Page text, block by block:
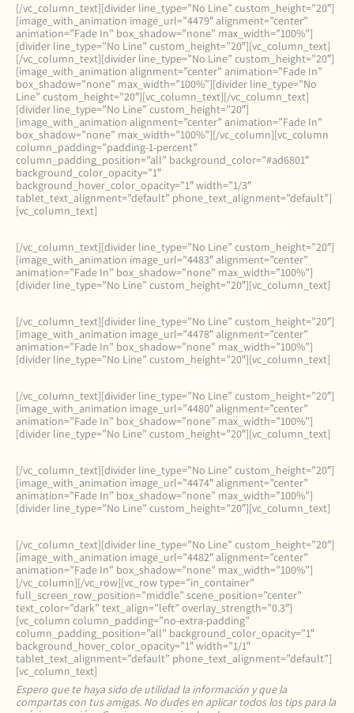
[/vc_column_text][divider line_type=”No Line” custom_height=”20″]
[image_with_animation image_url=”4479″ alignment=”center”
animation=”Fade In” box_shadow=”none” max_width=”100%”]
[divider line_type=”No Line” custom_height=”20″][vc_column_text]
[/vc_column_text][divider line_type=”No Line” custom_height=”20″]
[image_with_animation alignment=”center” animation=”Fade In”
box_shadow=”none” max_width=”100%”][divider line_type=”No
Line” custom_height=”20″][vc_column_text][/vc_column_text]
[divider line_type=”No Line” custom_height=”20″]
[image_with_animation alignment=”center” animation=”Fade In”
box_shadow=”none” max_width=”100%”][/vc_column][vc_column
column_padding=”padding-1-percent”
column_padding_position=”all” background_color=”#ad6801″
background_color_opacity=”1″
background_hover_color_opacity=”1″ width=”1/3″
tablet_text_alignment=”default” phone_text_alignment=”default”]
[vc_column_text]
[/vc_column_text][divider line_type=”No Line” custom_height=”20″]
[image_with_animation image_url=”4483″ alignment=”center”
animation=”Fade In” box_shadow=”none” max_width=”100%”]
[divider line_type=”No Line” custom_height=”20″][vc_column_text]
[/vc_column_text][divider line_type=”No Line” custom_height=”20″]
[image_with_animation image_url=”4478″ alignment=”center”
animation=”Fade In” box_shadow=”none” max_width=”100%”]
[divider line_type=”No Line” custom_height=”20″][vc_column_text]
[/vc_column_text][divider line_type=”No Line” custom_height=”20″]
[image_with_animation image_url=”4480″ alignment=”center”
animation=”Fade In” box_shadow=”none” max_width=”100%”]
[divider line_type=”No Line” custom_height=”20″][vc_column_text]
[/vc_column_text][divider line_type=”No Line” custom_height=”20″]
[image_with_animation image_url=”4474″ alignment=”center”
animation=”Fade In” box_shadow=”none” max_width=”100%”]
[divider line_type=”No Line” custom_height=”20″][vc_column_text]
[/vc_column_text][divider line_type=”No Line” custom_height=”20″]
[image_with_animation image_url=”4482″ alignment=”center”
animation=”Fade In” box_shadow=”none” max_width=”100%”]
[/vc_column][/vc_row][vc_row type=”in_container”
full_screen_row_position=”middle” scene_position=”center”
text_color=”dark” text_align=”left” overlay_strength=”0.3″]
[vc_column column_padding=”no-extra-padding”
column_padding_position=”all” background_color_opacity=”1″
background_hover_color_opacity=”1″ width=”1/1″
tablet_text_alignment=”default” phone_text_alignment=”default”]
[vc_column_text]
Espero que te haya sido de utilidad la información y que la
compartas con tus amigas. No dudes en aplicar todos los tips para la